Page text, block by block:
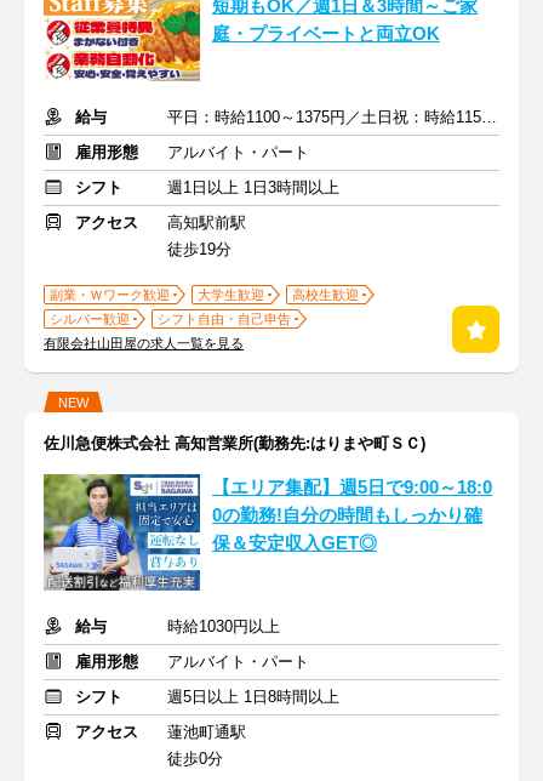
短期もOK／週1日＆3時間～ご家
庭・プライベートと両立OK
給与
平日：時給1100～1375円／土日祝：時給1150～1438円
雇用形態
アルバイト・パート
シフト
週1日以上 1日3時間以上
アクセス
高知駅前駅
徒歩19分
副業・Ｗワーク歓迎 大学生歓迎
高校生歓迎
シルバー歓迎
シフト自由・自己申告
有限会社山田屋の求人一覧を見る
NEW
佐川急便株式会社 高知営業所(勤務先:はりまや町ＳＣ)
【エリア集配】週5日で9:00～18:0
0の勤務!自分の時間もしっかり確
保＆安定収入GET◎
給与
時給1030円以上
雇用形態
アルバイト・パート
シフト
週5日以上 1日8時間以上
アクセス
蓮池町通駅
徒歩0分